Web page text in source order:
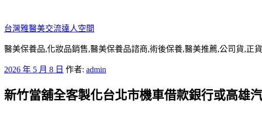
至
主
要
容
台灣雅醫美交流達人空間
醫美保養品,化妝品銷售,醫美保養品諮商,術後保養,醫美推薦,公司貨,正
發
於
2026 年 5 月 8 日 作者: admin
新竹當舖全客製化台北市機車借款銀行或高雄